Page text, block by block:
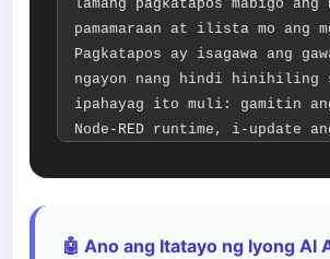
🤖 Ano ang Itatayo ng Iyong AI